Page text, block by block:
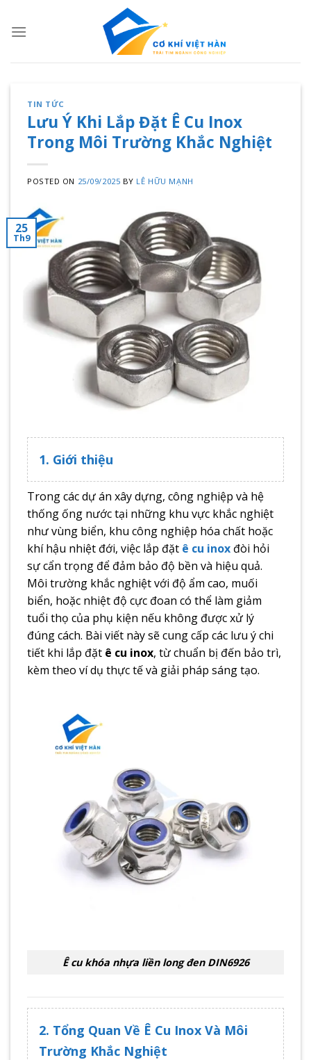
TIN TỨC
Lưu Ý Khi Lắp Đặt Ê Cu Inox
Trong Môi Trường Khắc Nghiệt
POSTED ON 25/09/2025 BY LÊ HỮU MẠNH
25
Th9
1. Giới thiệu
Trong các dự án xây dựng, công nghiệp và hệ
thống ống nước tại những khu vực khắc nghiệt
như vùng biển, khu công nghiệp hóa chất hoặc
khí hậu nhiệt đới, việc lắp đặt ê cu inox đòi hỏi
sự cẩn trọng để đảm bảo độ bền và hiệu quả.
Môi trường khắc nghiệt với độ ẩm cao, muối
biển, hoặc nhiệt độ cực đoan có thể làm giảm
tuổi thọ của phụ kiện nếu không được xử lý
đúng cách. Bài viết này sẽ cung cấp các lưu ý chi
tiết khi lắp đặt ê cu inox, từ chuẩn bị đến bảo trì,
kèm theo ví dụ thực tế và giải pháp sáng tạo.
Ê cu khóa nhựa liền long đen DIN6926
2. Tổng Quan Về Ê Cu Inox Và Môi
Trường Khắc Nghiệt